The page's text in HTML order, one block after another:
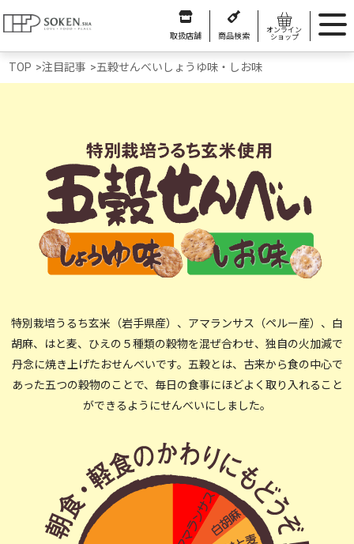
取扱店舗 商品検索
オンライン
ショップ
TOP >注目記事 >五穀せんべいしょうゆ味・しお味
特別栽培うるち玄米（岩手県産）、アマランサス（ペルー産）、白
胡麻、はと麦、ひえの５種類の穀物を混ぜ合わせ、独自の火加減で
丹念に焼き上げたおせんべいです。五穀とは、古来から食の中心で
あった五つの穀物のことで、毎日の食事にほどよく取り入れること
ができるようにせんべいにしました。